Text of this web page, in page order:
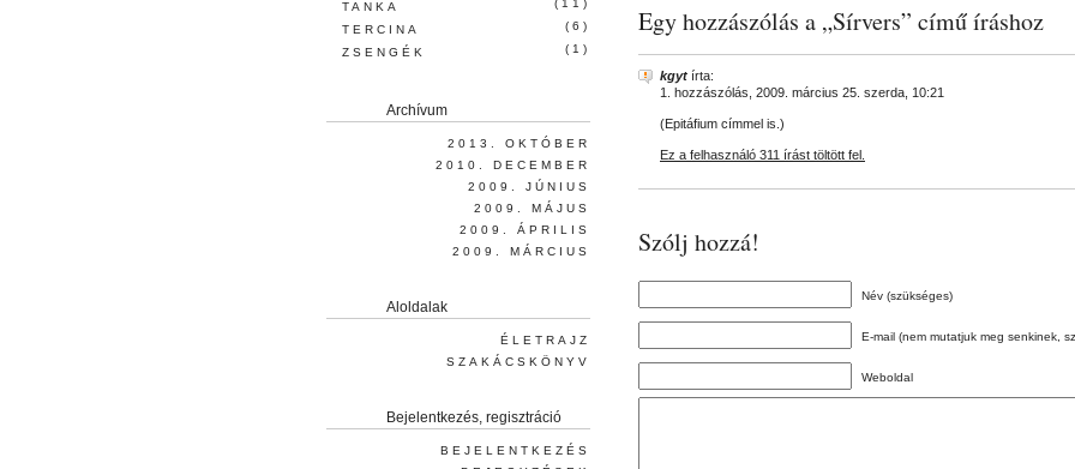
Egy hozzászólás a „Sírvers” című íráshoz
kgyt írta:
1. hozzászólás, 2009. március 25. szerda, 10:21
(Epitáfium címmel is.)
Ez a felhasználó 311 írást töltött fel.
Szólj hozzá!
Név (szükséges)
E-mail (nem mutatjuk meg senkinek,
Weboldal
TANKA
(11)
TERCINA
(6)
ZSENGÉK
(1)
Archívum
2013. OKTÓBER
2010. DECEMBER
2009. JÚNIUS
2009. MÁJUS
2009. ÁPRILIS
2009. MÁRCIUS
Aloldalak
ÉLETRAJZ
SZAKÁCSKÖNYV
Bejelentkezés, regisztráció
BEJELENTKEZÉS